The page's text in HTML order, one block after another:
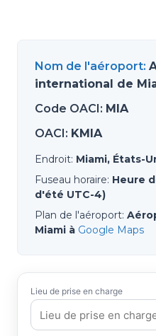
Nom de l'aéroport:
international de
Code OACI: MIA
OACI: KMIA
Endroit: Miami, États-
Fuseau horaire: Heure
d'été UTC-4)
Plan de l'aéroport:
Miami à Google Maps